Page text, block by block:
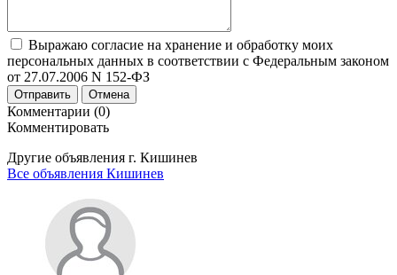
Выражаю согласие на хранение и обработку моих
персональных данных в соответствии с Федеральным законом
от 27.07.2006 N 152-ФЗ
Отправить Отмена
Комментарии (0)
Комментировать
Другие объявления г. Кишинев
Все объявления Кишинев